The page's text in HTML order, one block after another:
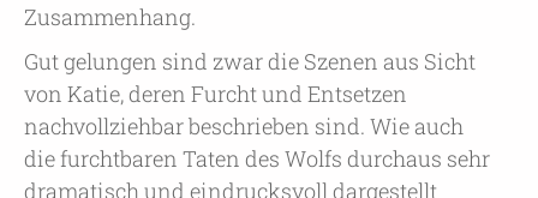
Zusammenhang.
Gut gelungen sind zwar die Szenen aus Sicht
von Katie, deren Furcht und Entsetzen
nachvollziehbar beschrieben sind. Wie auch
die furchtbaren Taten des Wolfs durchaus sehr
dramatisch und eindrucksvoll dargestellt